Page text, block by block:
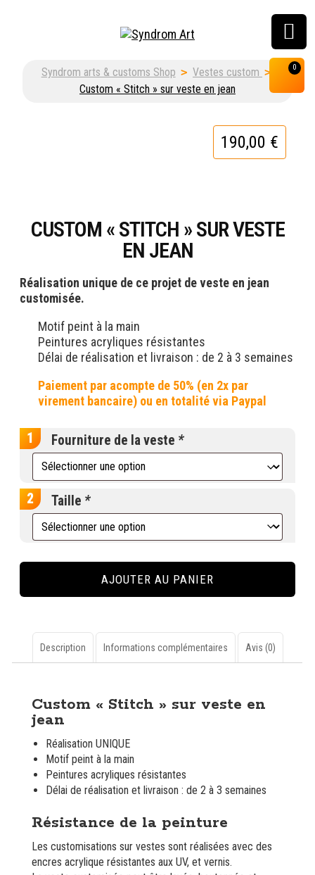
0
Customisation, graffiti
& street art shop
Syndrom arts & customs Shop > Vestes custom >
Custom « Stitch » sur veste en jean
CUSTOM « STITCH » SUR VESTE
EN JEAN
190,00 €
Réalisation unique de ce projet de veste en jean
customisée.
Motif peint à la main
Peintures acryliques résistantes
Délai de réalisation et livraison : de 2 à 3 semaines
Fourniture de la veste *
Taille *
"Stitch"
veste
jean
AJOUTER AU PANIER
Description Informations complémentaires Avis (0)
Custom « Stitch » sur veste en
jean
Réalisation UNIQUE
Motif peint à la main
Peintures acryliques résistantes
Délai de réalisation et livraison : de 2 à 3 semaines
Résistance de la peinture
Les customisations sur vestes sont réalisées avec des
encres acrylique résistantes aux UV, et vernis.